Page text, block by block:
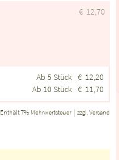
€ 12,70
Ab 5 Stück € 12,20
Ab 10 Stück € 11,70
Enthält 7% Mehrwertsteuer zzgl.Versand